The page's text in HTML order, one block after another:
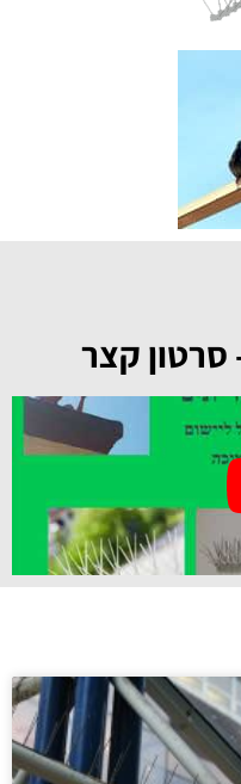
סרטון קצר